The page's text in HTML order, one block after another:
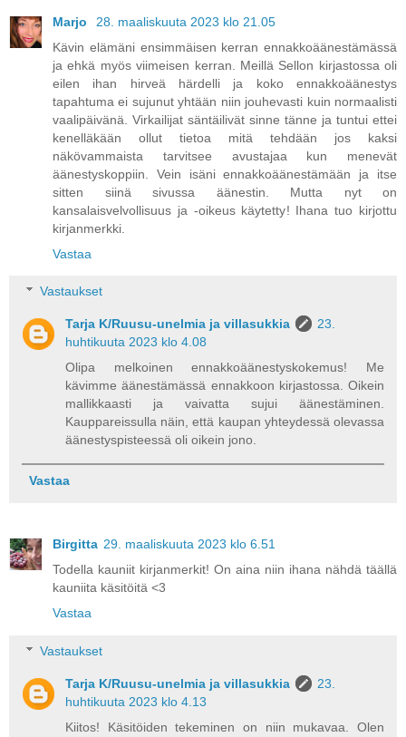
Marjo
28. maaliskuuta 2023 klo 21.05
Kävin elämäni ensimmäisen kerran ennakkoäänestämässä
ja ehkä myös viimeisen kerran. Meillä Sellon kirjastossa oli
eilen ihan hirveä härdelli ja koko ennakkoäänestys
tapahtuma ei sujunut yhtään niin jouhevasti kuin normaalisti
vaalipäivänä. Virkailijat säntäilivät sinne tänne ja tuntui ettei
kenelläkään ollut tietoa mitä tehdään jos kaksi
näkövammaista tarvitsee avustajaa kun menevät
äänestyskoppiin. Vein isäni ennakkoäänestämään ja itse
sitten siinä sivussa äänestin. Mutta nyt on
kansalaisvelvollisuus ja -oikeus käytetty! Ihana tuo kirjottu
kirjanmerkki.
Vastaa
Vastaukset
Tarja K/Ruusu-unelmia ja villasukkia
23.
huhtikuuta 2023 klo 4.08
Olipa melkoinen ennakkoäänestyskokemus! Me
kävimme äänestämässä ennakkoon kirjastossa. Oikein
mallikkaasti ja vaivatta sujui äänestäminen.
Kauppareissulla näin, että kaupan yhteydessä olevassa
äänestyspisteessä oli oikein jono.
Vastaa
Birgitta 29. maaliskuuta 2023 klo 6.51
Todella kauniit kirjanmerkit! On aina niin ihana nähdä täällä
kauniita käsitöitä <3
Vastaa
Vastaukset
Tarja K/Ruusu-unelmia ja villasukkia
23.
huhtikuuta 2023 klo 4.13
Kiitos! Käsitöiden tekeminen on niin mukavaa. Olen